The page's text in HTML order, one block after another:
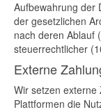
Aufbewahrung der
der gesetzlichen
nach deren Ablauf
steuerrechtlicher
Externe
Wir setzen
Plattformen die